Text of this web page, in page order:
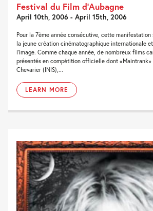
Festival du Film d’Aubagne
April 10th, 2006 - April 15th, 2006
Pour la 7ème année consécutive, cette
la jeune création cinématographique internationale
l'image. Comme chaque année, de nombreux films
présentés en compétition officielle dont «Maintrank»
Chevarier (INIS),...
LEARN MORE